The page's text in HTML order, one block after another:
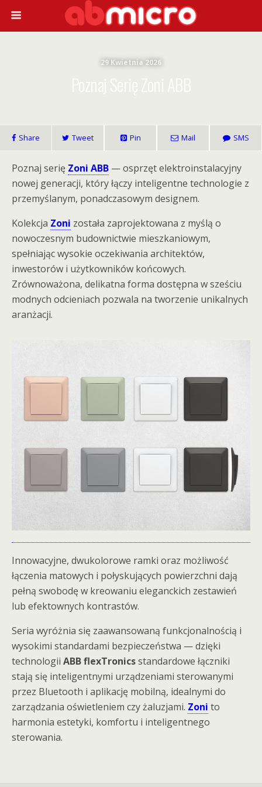
29 Kwietnia 2026
Share Tweet Pin Mail SMS
Poznaj serię Zoni ABB — osprzęt elektroinstalacyjny
nowej generacji, który łączy inteligentne technologie z
przemyślanym, ponadczasowym designem.
Kolekcja Zoni została zaprojektowana z myślą o
nowoczesnym budownictwie mieszkaniowym,
spełniając wysokie oczekiwania architektów,
inwestorów i użytkowników końcowych.
Zrównoważona, delikatna forma dostępna w sześciu
modnych odcieniach pozwala na tworzenie unikalnych
aranżacji.
Innowacyjne, dwukolorowe ramki oraz możliwość
łączenia matowych i połyskujących powierzchni dają
pełną swobodę w kreowaniu eleganckich zestawień
lub efektownych kontrastów.
Seria wyróżnia się zaawansowaną funkcjonalnością i
wysokimi standardami bezpieczeństwa — dzięki
technologii ABB flexTronicsstandardowe łączniki
stają się inteligentnymi urządzeniami sterowanymi
przez Bluetooth i aplikację mobilną, idealnymi do
zarządzania oświetleniem czy żaluzjami. Zoni to
harmonia estetyki, komfortu i inteligentnego
sterowania.